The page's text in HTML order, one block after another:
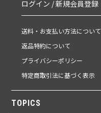
ログイン / 新規会員登録
送料・お支払い方法について
返品特約について
プライバシーポリシー
特定商取引法に基づく表示
TOPICS